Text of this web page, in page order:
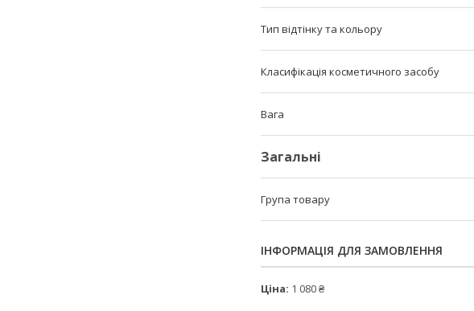
Тип відтінку та кольору
Класифікація косметичного засобу
Вага
Загальні
Група товару
ІНФОРМАЦІЯ ДЛЯ ЗАМОВЛЕННЯ
Ціна: 1 080 ₴